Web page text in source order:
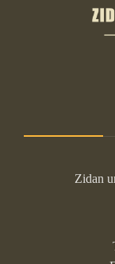
Zidan